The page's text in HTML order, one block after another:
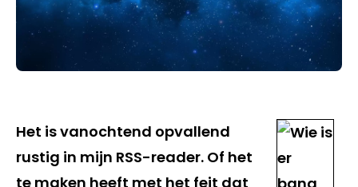
Het is vanochtend opvallend
rustig in mijn RSS-reader. Of het
te maken heeft met het feit dat